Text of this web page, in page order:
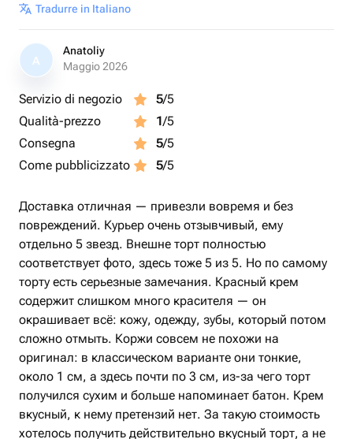
Tradurre in Italiano
A
Anatoliy
Maggio 2026
Servizio di negozio 5/5
Qualità-prezzo
1/5
Consegna
5/5
Come pubblicizzato
5/5
Доставка отличная — привезли вовремя и без
повреждений. Курьер очень отзывчивый, ему
отдельно 5 звезд. Внешне торт полностью
соответствует фото, здесь тоже 5 из 5. Но по самому
торту есть серьезные замечания. Красный крем
содержит слишком много красителя — он
окрашивает всё: кожу, одежду, зубы, который потом
сложно отмыть. Коржи совсем не похожи на
оригинал: в классическом варианте они тонкие,
около 1 см, а здесь почти по 3 см, из-за чего торт
получился сухим и больше напоминает батон. Крем
вкусный, к нему претензий нет. За такую стоимость
хотелось получить действительно вкусный торт, а не